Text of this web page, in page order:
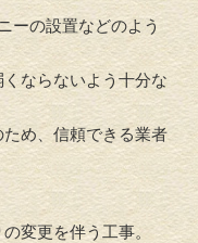
ーの設置などのよう
ならないよう十分な
め、信頼できる業者
変更を伴う工事。